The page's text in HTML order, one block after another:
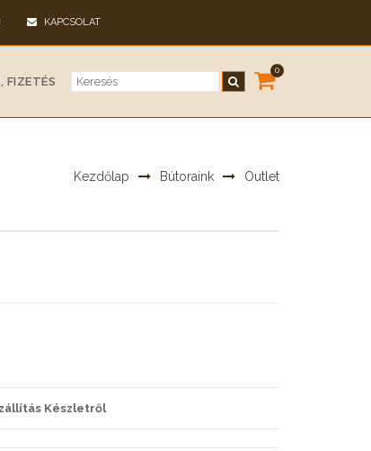
KAPCSOLAT
FIZETÉS
0
Kezdőlap Bútoraink Outlet
Készletről